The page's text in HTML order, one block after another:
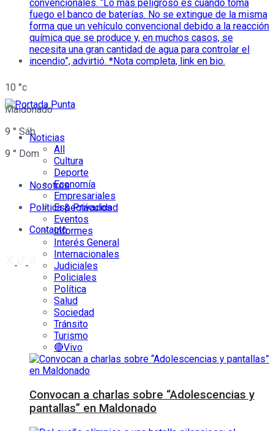
10 °c
Maldonado
9 ° Sáb
9 ° Dom
Nosotros
Política & Privacidad
Contacto
Noticias
All
Cultura
Deporte
Economía
Empresariales
Espectáculos
Eventos
Informes
Interés General
Internacionales
Judiciales
Policiales
Política
Salud
Sociedad
Tránsito
Turismo
🔴Vivo
Convocan a charlas sobre “Adolescencias y
pantallas” en Maldonado